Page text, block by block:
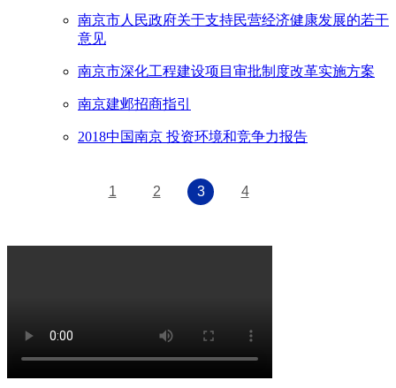
南京市人民政府关于支持民营经济健康发展的若干
意见
南京市深化工程建设项目审批制度改革实施方案
南京建邺招商指引
2018中国南京 投资环境和竞争力报告
1 2 3 4